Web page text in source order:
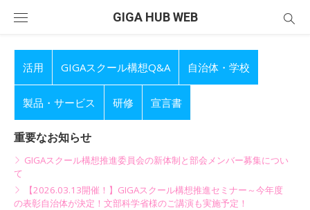
GIGA HUB WEB
活用 GIGAスクール構想Q&A 自治体・学校
製品・サービス 研修 宣言書
重要なお知らせ
GIGAスクール構想推進委員会の新体制と部会メンバー募集につい
て
【2026.03.13開催！】GIGAスクール構想推進セミナー～今年度
の表彰自治体が決定！文部科学省様のご講演も実施予定！